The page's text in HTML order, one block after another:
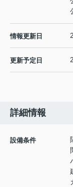
情報更新日
更新予定日
詳細情報
設備条件